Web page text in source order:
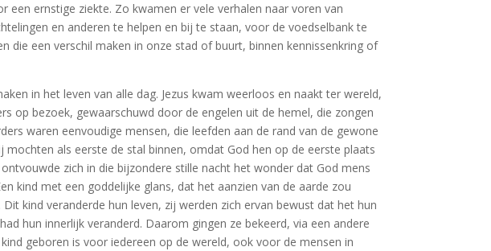
ernstige ziekte. Zo kwamen er vele verhalen naar voren van
en anderen te helpen en bij te staan, voor de voedselbank te
die een verschil maken in onze stad of buurt, binnen kennissenkring of
in het leven van alle dag. Jezus kwam weerloos en naakt ter wereld,
op bezoek, gewaarschuwd door de engelen uit de hemel, die zongen
waren eenvoudige mensen, die leefden aan de rand van de gewone
als eerste de stal binnen, omdat God hen op de eerste plaats
zich in die bijzondere stille nacht het wonder dat God mens
kind met een goddelijke glans, dat het aanzien van de aarde zou
kind veranderde hun leven, zij werden zich ervan bewust dat het hun
hun innerlijk veranderd. Daarom gingen ze bekeerd, via een andere
geboren is voor iedereen op de wereld, ook voor de mensen in